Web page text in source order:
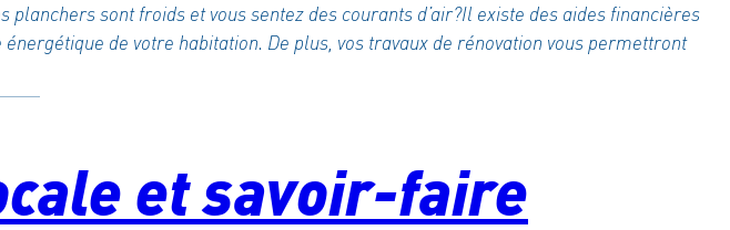
sont froids et vous sentez des courants d’air?Il existe des aides financières
de votre habitation. De plus, vos travaux de rénovation vous permettront
et savoir-faire